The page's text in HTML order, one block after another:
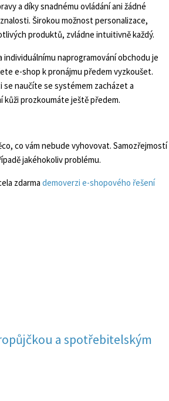
a díky snadnému ovládání ani žádné
Širokou možnost personalizace,
produktů, zvládne intuitivně každý.
individuálnímu naprogramování obchodu je
e-shop k pronájmu předem vyzkoušet.
se naučíte se systémem zacházet a
kůži prozkoumáte ještě předem.
co vám nebude vyhovovat. Samozřejmostí
jakéhokoliv problému.
zdarma demoverzi e-shopového řešení
a spotřebitelským